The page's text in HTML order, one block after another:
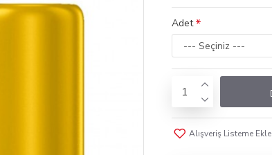
Adet
Alışveriş Listeme Ekle